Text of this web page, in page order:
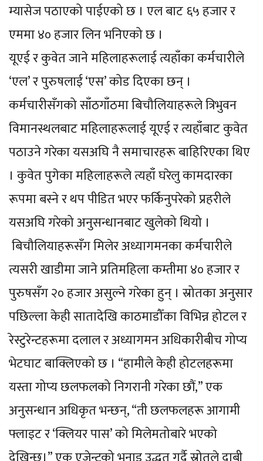
म्यासेज पठाएको पाईएको छ । एल बाट ६५ हजार र
एममा ४० हजार लिन भनिएको छ ।
यूएई र कुवेत जाने महिलाहरूलाई त्यहाँका कर्मचारीले
‘एल’ र पुरुषलाई ‘एस’ कोड दिएका छन् ।
कर्मचारीसँगको साँठगाँठमा बिचौलियाहरूले त्रिभुवन
विमानस्थलबाट महिलाहरूलाई यूएई र त्यहाँबाट कुवेत
पठाउने गरेका यसअघि नै समाचारहरू बाहिरिएका थिए
। कुवेत पुगेका महिलाहरूले त्यहाँ घरेलु कामदारका
रूपमा बस्ने र थप पीडित भएर फर्किनुपरेको प्रहरीले
यसअघि गरेको अनुसन्धानबाट खुलेको थियो ।
बिचौलियाहरूसँग मिलेर अध्यागमनका कर्मचारीले
त्यसरी खाडीमा जाने प्रतिमहिला कम्तीमा ४० हजार र
पुरुषसँग २० हजार असुल्ने गरेका हुन् । स्रोतका अनुसार
पछिल्ला केही सातादेखि काठमाडौँका विभिन्न होटल र
रेस्टुरेन्टहरूमा दलाल र अध्यागमन अधिकारीबीच गोप्य
भेटघाट बाक्लिएको छ । “हामीले केही होटलहरूमा
यस्ता गोप्य छलफलको निगरानी गरेका छौं,” एक
अनुसन्धान अधिकृत भन्छन्, “ती छलफलहरू आगामी
फ्लाइट र ‘क्लियर पास’ को मिलेमतोबारे भएको